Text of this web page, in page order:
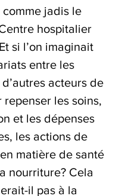
jadis le
hospitalier
si l’on imaginait
entre les
acteurs de
repenser les soins,
et les dépenses
les actions de
matière de santé
nourriture? Cela
il pas à la